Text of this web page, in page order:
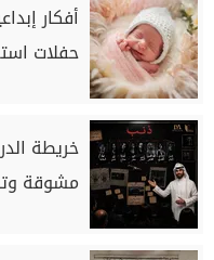
أفكار
حفلات
خريطة
مشوقة